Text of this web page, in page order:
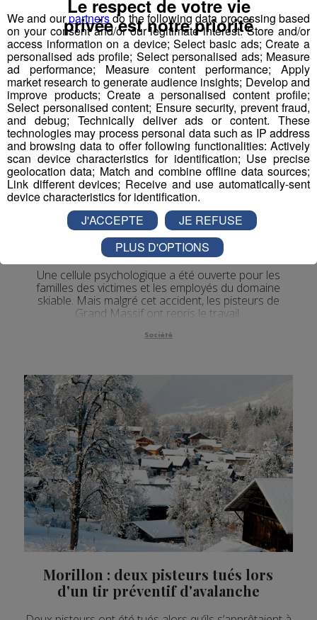
Morillon : au lendemain du décès
de deux pisteurs, l'émotion est
grande
Une cellule psychologique a été ouverte pour les
familles des victimes et les employés du domaine
skiable. Mais malgré cet accident, les pisteurs de
Grand Massif ont repris le travail.
Société
Morillon : deux pisteurs tués lors
d'un tir préventif d'avalanche
We and ourpartnersdo the following data processing based
on your consent and/or our legitimate interest: Store and/or
access information on a device; Select basic ads; Create a
personalised ads profile; Select personalised ads; Measure
ad performance; Measure content performance; Apply
market research to generate audience insights; Develop and
improve products; Create a personalised content profile;
Select personalised content; Ensure security, prevent fraud,
and debug; Technically deliver ads or content. These
technologies may process personal data such as IP address
and browsing data to offer following functionalities: Actively
scan device characteristics for identification; Use precise
geolocation data; Match and combine offline data sources;
Link different devices; Receive and use automatically-sent
device characteristics for identification.
Le respect de votre vie
privée est notre priorité
J'ACCEPTE
JE REFUSE
PLUS D'OPTIONS